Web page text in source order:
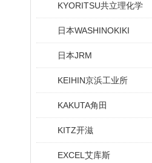
KYORITSU共立理化学
日本WASHINOKIKI
日本JRM
KEIHIN京浜工业所
KAKUTA角田
KITZ开滋
EXCEL艾库斯